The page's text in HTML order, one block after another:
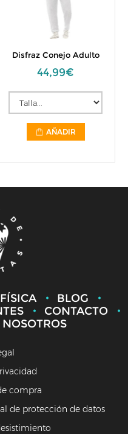
Disfraz Conejo Adulto
44,99€
AÑADIR
BLOG
CONTACTO
compra
de protección de datos